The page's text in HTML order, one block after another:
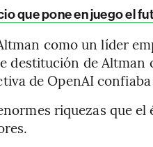
que pone en juego el
como un líder
destitución de Altman
de OpenAI confiaba
riquezas que